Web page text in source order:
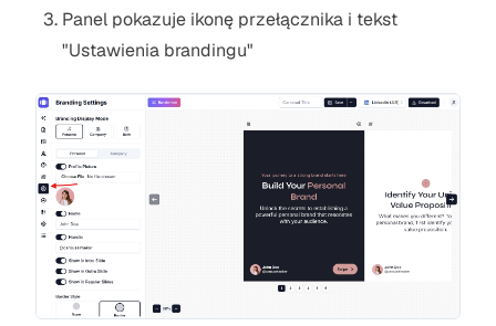
Panel pokazuje ikonę przełącznika i tekst
"Ustawienia brandingu"